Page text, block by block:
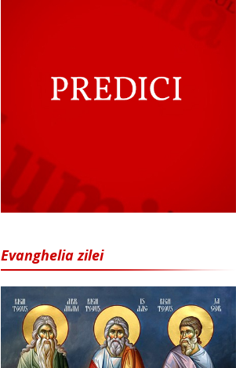
Evanghelia zilei